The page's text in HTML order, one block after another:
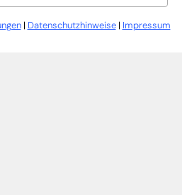
| Datenschutzhinweise| Impressum